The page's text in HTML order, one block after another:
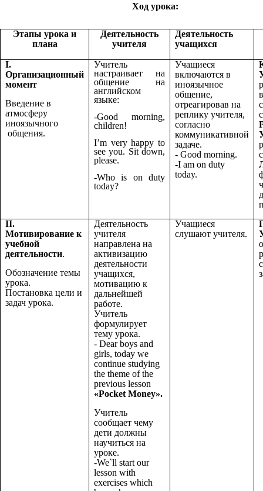
Ход урока:
Этапы урока и
плана
Деятельность
учителя
Деятельность
учащихся
I.
Организационный
момент
Введение в
атмосферу
иноязычного
общения.
Учитель
настраивает на
общение на
английском
языке:
-Good morning,
children!
I’m very happy to
see you. Sit down,
please.
-Who is on duty
today?
Учащиеся
включаются в
иноязычное
общение,
отреагировав на
реплику учителя,
согласно
коммуникативной
задаче.
- Good morning.
-I am on duty
today.
II.
Мотивирование к
учебной
деятельности.
Обозначение темы
урока.
Постановка цели и
задач урока.
Деятельность
учителя
направлена на
активизацию
деятельности
учащихся,
мотивацию к
дальнейшей
работе.
Учитель
формулирует
тему урока.
- Dear boys and
girls, today we
continue studying
the theme of the
previous lesson
«Pocket Money».
Учитель
сообщает чему
дети должны
научиться на
уроке.
-We`ll start our
lesson with
exercises which
Учащиеся
слушают учителя.